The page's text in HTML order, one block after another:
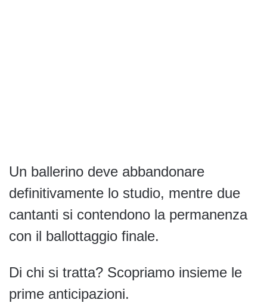
Un ballerino deve abbandonare
definitivamente lo studio, mentre due
cantanti si contendono la permanenza
con il ballottaggio finale.
Di chi si tratta? Scopriamo insieme le
prime anticipazioni.